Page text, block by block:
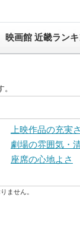
映画館 近畿ラン
上映作品の充実さ
劇場の雰囲気・
座席の心地よさ
ません。